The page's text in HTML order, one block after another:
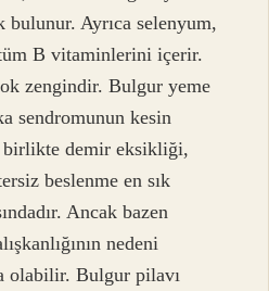
Ayrıca selenyum,
B vitaminlerini içerir.
zengindir. Bulgur yeme
sendromunun kesin
demir eksikliği,
beslenme en sık
Ancak bazen
nedeni
olabilir. Bulgur pilavı